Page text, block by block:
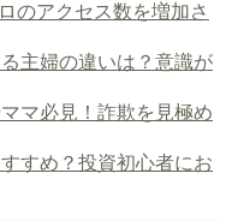
のアクセス数を増加さ
主婦の違いは？意識が
マ必見！詐欺を見極め
すめ？投資初心者にお